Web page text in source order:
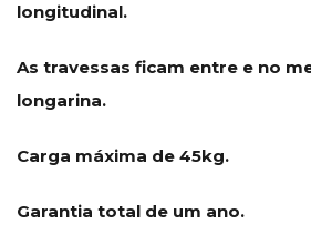
longitudinal.
As travessas ficam entre e no
longarina.
Carga máxima de 45kg.
Garantia total de um ano.